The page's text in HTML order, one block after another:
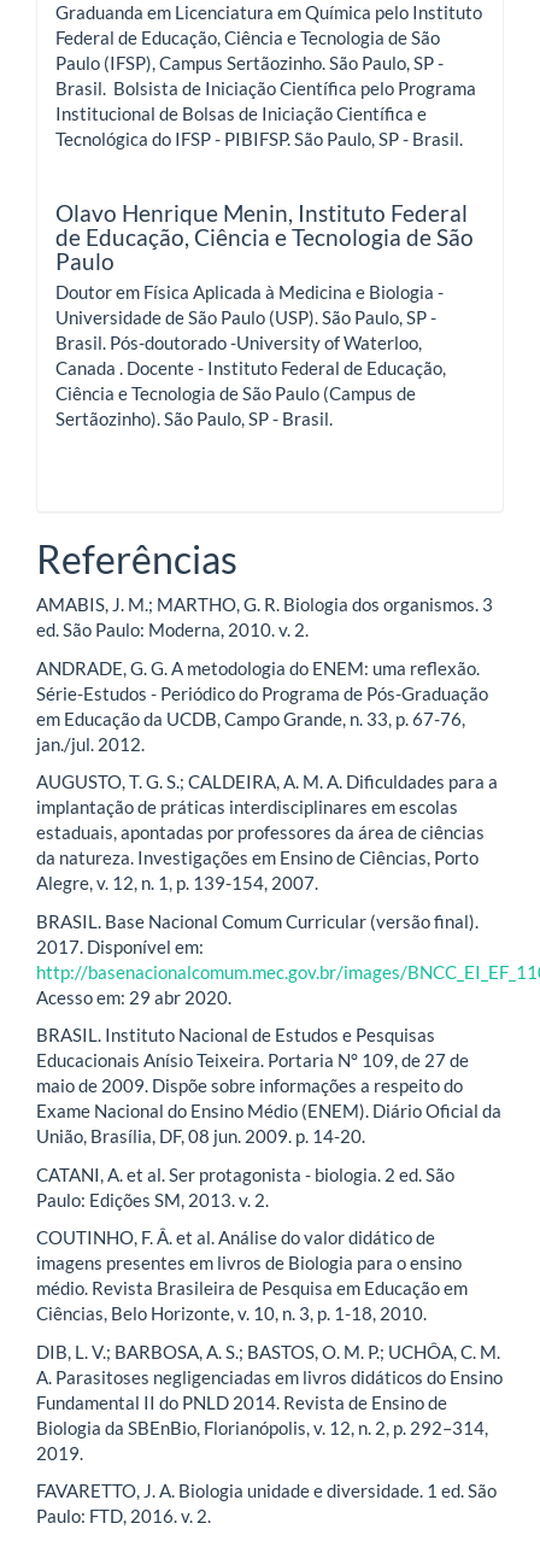
Graduanda em Licenciatura em Química pelo Instituto
Federal de Educação, Ciência e Tecnologia de São
Paulo (IFSP), Campus Sertãozinho. São Paulo, SP -
Brasil. Bolsista de Iniciação Científica pelo Programa
Institucional de Bolsas de Iniciação Científica e
Tecnológica do IFSP - PIBIFSP. São Paulo, SP - Brasil.
Olavo Henrique Menin, Instituto Federal
de Educação, Ciência e Tecnologia de São
Paulo
Doutor em Física Aplicada à Medicina e Biologia -
Universidade de São Paulo (USP). São Paulo, SP -
Brasil. Pós-doutorado -University of Waterloo,
Canada . Docente - Instituto Federal de Educação,
Ciência e Tecnologia de São Paulo (Campus de
Sertãozinho). São Paulo, SP - Brasil.
Referências
AMABIS, J. M.; MARTHO, G. R. Biologia dos organismos. 3
ed. São Paulo: Moderna, 2010. v. 2.
ANDRADE, G. G. A metodologia do ENEM: uma reflexão.
Série-Estudos - Periódico do Programa de Pós-Graduação
em Educação da UCDB, Campo Grande, n. 33, p. 67-76,
jan./jul. 2012.
AUGUSTO, T. G. S.; CALDEIRA, A. M. A. Dificuldades para a
implantação de práticas interdisciplinares em escolas
estaduais, apontadas por professores da área de ciências
da natureza. Investigações em Ensino de Ciências, Porto
Alegre, v. 12, n. 1, p. 139-154, 2007.
BRASIL. Base Nacional Comum Curricular (versão final).
2017. Disponível em:
http://basenacionalcomum.mec.gov.br/images/
Acesso em: 29 abr 2020.
BRASIL. Instituto Nacional de Estudos e Pesquisas
Educacionais Anísio Teixeira. Portaria N° 109, de 27 de
maio de 2009. Dispõe sobre informações a respeito do
Exame Nacional do Ensino Médio (ENEM). Diário Oficial da
União, Brasília, DF, 08 jun. 2009. p. 14-20.
CATANI, A. et al. Ser protagonista - biologia. 2 ed. São
Paulo: Edições SM, 2013. v. 2.
COUTINHO, F. Â. et al. Análise do valor didático de
imagens presentes em livros de Biologia para o ensino
médio. Revista Brasileira de Pesquisa em Educação em
Ciências, Belo Horizonte, v. 10, n. 3, p. 1-18, 2010.
DIB, L. V.; BARBOSA, A. S.; BASTOS, O. M. P.; UCHÔA, C. M.
A. Parasitoses negligenciadas em livros didáticos do Ensino
Fundamental II do PNLD 2014. Revista de Ensino de
Biologia da SBEnBio, Florianópolis, v. 12, n. 2, p. 292–314,
2019.
FAVARETTO, J. A. Biologia unidade e diversidade. 1 ed. São
Paulo: FTD, 2016. v. 2.